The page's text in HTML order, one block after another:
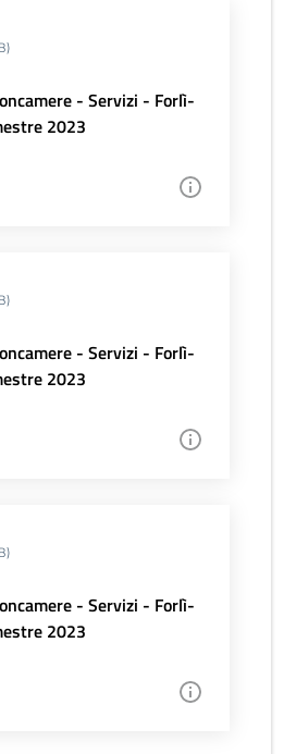
- Servizi - Forlì-
2023
- Servizi - Forlì-
2023
- Servizi - Forlì-
2023